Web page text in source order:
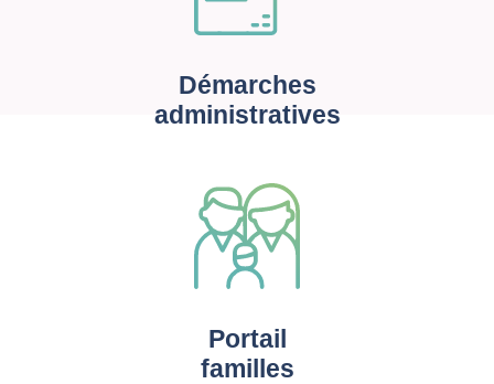
Démarches
administratives
Portail
familles